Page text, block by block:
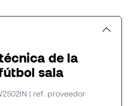
de la
sala
| ref. proveedor